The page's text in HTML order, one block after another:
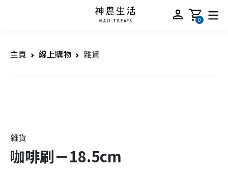
person shopping_cart
0
主頁 線上購物 雜貨
雜貨
咖啡刷－18.5cm